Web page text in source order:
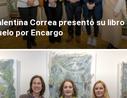
Correa presentó su libro
por Encargo